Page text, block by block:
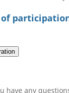
of
have any